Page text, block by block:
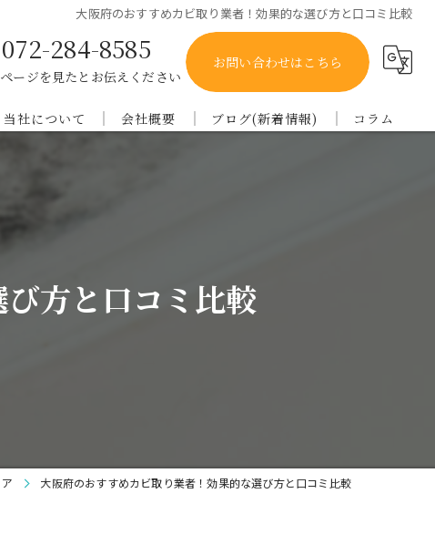
大阪府のおすすめカビ取り業者！効果的な選び方と口コミ比較
072-284-8585
ージを見たとお伝えください
お問い合わせはこちら
当社について
京都のカビ取り
和歌山のカビ取り
会社概要 ブログ(新着情報) コラム
方と口コミ比較
大阪府のおすすめカビ取り業者！効果的な選び方と口コミ比較